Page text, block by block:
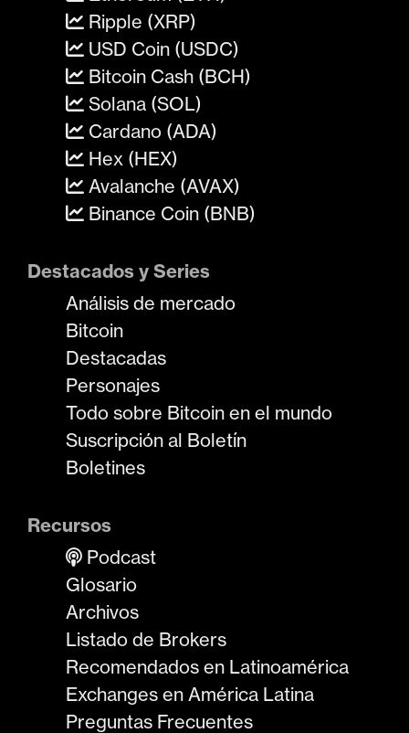
Ripple (XRP)
USD Coin (USDC)
Bitcoin Cash (BCH)
Solana (SOL)
Cardano (ADA)
Hex (HEX)
Avalanche (AVAX)
Binance Coin (BNB)
Destacados y Series
Análisis de mercado
Bitcoin
Destacadas
Personajes
Todo sobre Bitcoin en el mundo
Suscripción al Boletín
Boletines
Recursos
Podcast
Glosario
Archivos
Listado de Brokers
Recomendados en Latinoamérica
Exchanges en América Latina
Preguntas Frecuentes